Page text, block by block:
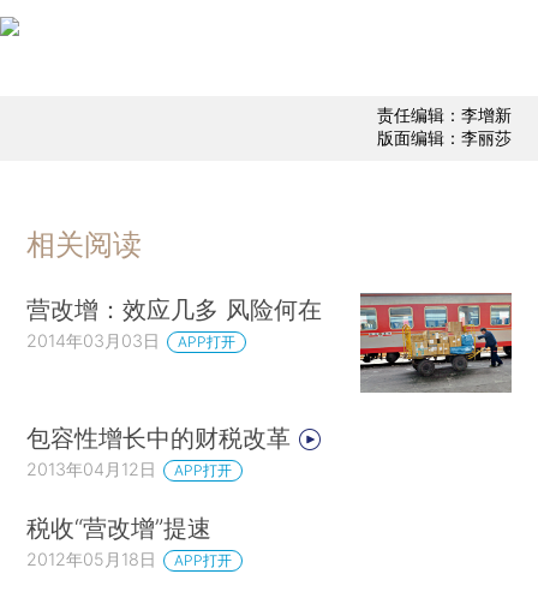
责任编辑：李增新
版面编辑：李丽莎
相关阅读
营改增：效应几多 风险何在
2014年03月03日 APP打开
包容性增长中的财税改革
2013年04月12日 APP打开
税收“营改增”提速
2012年05月18日 APP打开